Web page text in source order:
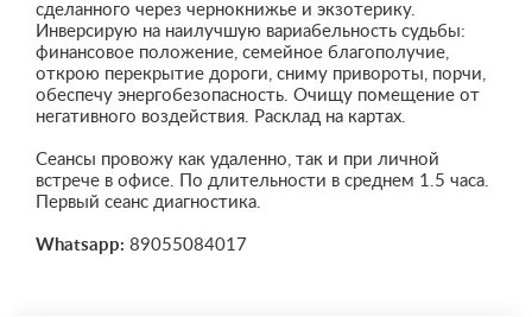
сделанного через чернокнижье и экзотерику.
Инверсирую на наилучшую вариабельность судьбы:
финансовое положение, семейное благополучие,
открою перекрытие дороги, сниму привороты, порчи,
обеспечу энергобезопасность. Очищу помещение от
негативного воздействия. Расклад на картах.
Сеансы провожу как удаленно, так и при личной
встрече в офисе. По длительности в среднем 1.5 часа.
Первый сеанс диагностика.
Whatsapp: 89055084017